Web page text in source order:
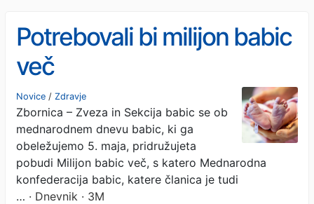
Potrebovali bi milijon babic
več
Novice / Zdravje
Zbornica – Zveza in Sekcija babic se ob
mednarodnem dnevu babic, ki ga
obeležujemo 5. maja, pridružujeta
pobudi Milijon babic več, s katero Mednarodna
konfederacija babic, katere članica je tudi
… · Dnevnik · 3M